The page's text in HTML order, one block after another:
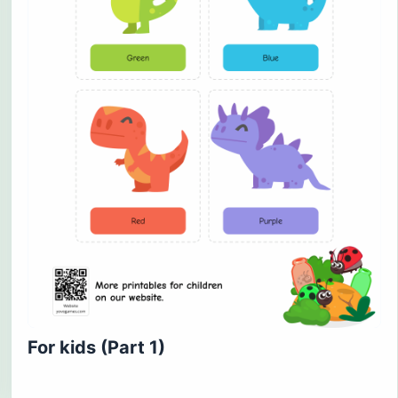
For kids (Part 1)